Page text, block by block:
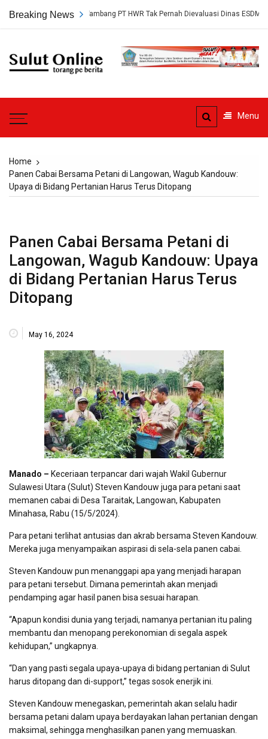
Breaking News
Persetujuan Tambang PT HWR Tak Pernah Dievaluasi Dinas ESDM
Sulut
Menu
Home
Panen Cabai Bersama Petani di Langowan, Wagub Kandouw:
Upaya di Bidang Pertanian Harus Terus Ditopang
Panen Cabai Bersama Petani di
Langowan, Wagub Kandouw: Upaya
di Bidang Pertanian Harus Terus
Ditopang
May 16, 2024
Manado – Keceriaan terpancar dari wajah Wakil Gubernur
Sulawesi Utara (Sulut) Steven Kandouw juga para petani saat
memanen cabai di Desa Taraitak, Langowan, Kabupaten
Minahasa, Rabu (15/5/2024).
Para petani terlihat antusias dan akrab bersama Steven Kandouw.
Mereka juga menyampaikan aspirasi di sela-sela panen cabai.
Steven Kandouw pun menanggapi apa yang menjadi harapan
para petani tersebut. Dimana pemerintah akan menjadi
pendamping agar hasil panen bisa sesuai harapan.
“Apapun kondisi dunia yang terjadi, namanya pertanian itu paling
membantu dan menopang perekonomian di segala aspek
kehidupan,” ungkapnya.
“Dan yang pasti segala upaya-upaya di bidang pertanian di Sulut
harus ditopang dan di-support,” tegas sosok enerjik ini.
Steven Kandouw menegaskan, pemerintah akan selalu hadir
bersama petani dalam upaya berdayakan lahan pertanian dengan
maksimal, sehingga menghasilkan panen yang memuaskan.